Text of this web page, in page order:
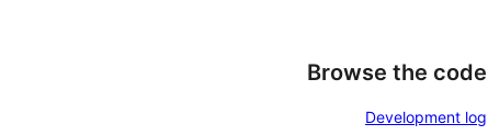
Browse the code
Development log